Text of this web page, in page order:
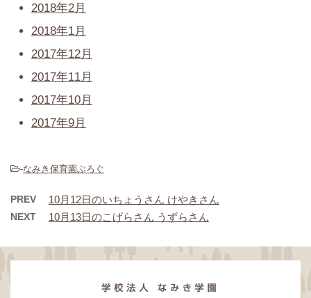
2018年2月
2018年1月
2017年12月
2017年11月
2017年10月
2017年9月
-なみき保育園ぶろぐ
PREV 10月12日のいちょうさん けやきさん
NEXT 10月13日のこげらさん うずらさん